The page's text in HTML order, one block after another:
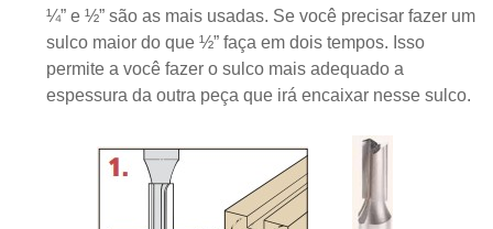
¼” e ½” são as mais usadas. Se você precisar fazer um
sulco maior do que ½” faça em dois tempos. Isso
permite a você fazer o sulco mais adequado a
espessura da outra peça que irá encaixar nesse sulco.